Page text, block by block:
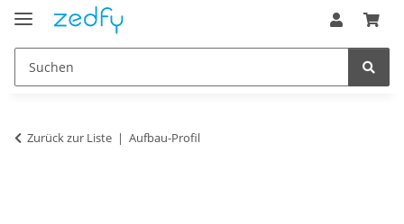
Zurück zur Liste Aufbau-Profil